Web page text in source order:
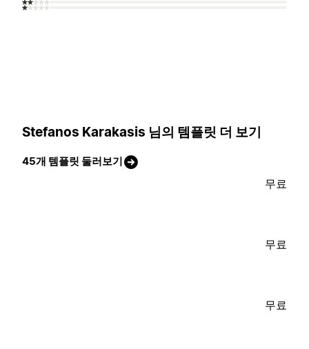
Stefanos Karakasis 님의 템플릿 더 보기
45개 템플릿 둘러보기
무료
무료
무료